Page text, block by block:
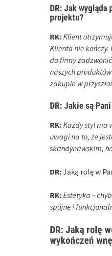
DR: Jak wygląda
projektu?
RK:Klient
Klienta nie kończy.
do firmy
naszych
zakupie w
DR: Jakie są
RK:Każdy styl ma
uwagi na to, że
skandynawskim,
DR:Jaką rolę w
RK:Estetyka –
spójne i
DR: Jaką rolę
wykończeń